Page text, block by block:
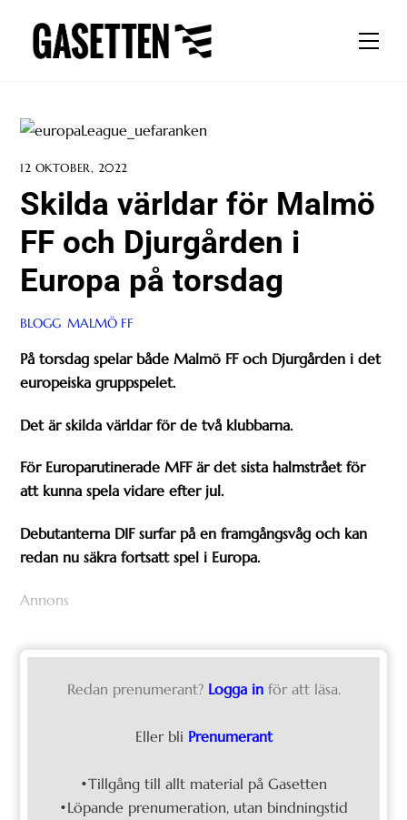
content
12 OKTOBER, 2022
Skilda världar för Malmö
FF och Djurgården i
Europa på torsdag
BLOGG MALMÖ FF
På torsdag spelar både Malmö FF och Djurgården i det
europeiska gruppspelet.
Det är skilda världar för de två klubbarna.
För Europarutinerade MFF är det sista halmstrået för
att kunna spela vidare efter jul.
Debutanterna DIF surfar på en framgångsvåg och kan
redan nu säkra fortsatt spel i Europa.
Annons
Redan prenumerant? Logga in för att läsa.
Eller bli Prenumerant
•Tillgång till allt material på Gasetten
•Löpande prenumeration, utan bindningstid